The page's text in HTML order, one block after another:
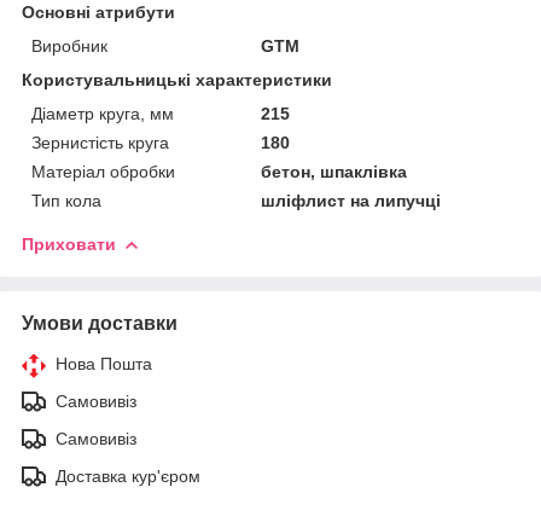
Основні атрибути
Виробник
GTM
Користувальницькі характеристики
Діаметр круга, мм
215
Зернистість круга
180
Матеріал обробки
бетон, шпаклівка
Тип кола
шліфлист на липучці
Приховати
Умови доставки
Нова Пошта
Самовивіз
Самовивіз
Доставка кур'єром